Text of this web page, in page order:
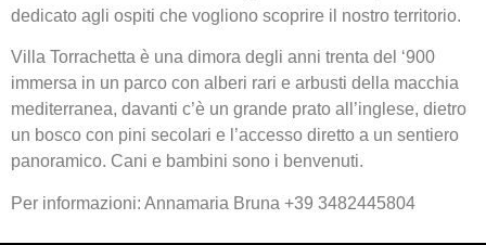
dedicato agli ospiti che vogliono scoprire il nostro territorio.
Villa Torrachetta è una dimora degli anni trenta del ‘900
immersa in un parco con alberi rari e arbusti della macchia
mediterranea, davanti c’è un grande prato all’inglese, dietro
un bosco con pini secolari e l’accesso diretto a un sentiero
panoramico. Cani e bambini sono i benvenuti.
Per informazioni: Annamaria Bruna +39 3482445804